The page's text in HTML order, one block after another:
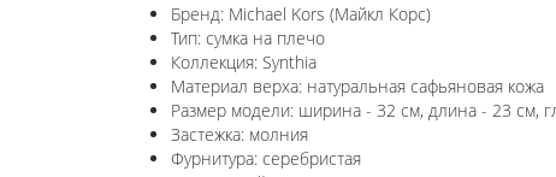
Бренд: Michael Kors (Майкл Корс)
Тип: сумка на плечо
Коллекция: Synthia
Материал верха: натуральная сафьяновая кожа
Размер модели: ширина - 32 см, длина - 23 см,
Застежка: молния
Фурнитура: серебристая